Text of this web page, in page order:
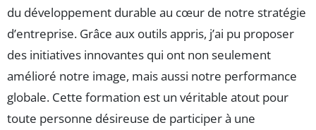
du développement durable au cœur de notre stratégie
d’entreprise. Grâce aux outils appris, j’ai pu proposer
des initiatives innovantes qui ont non seulement
amélioré notre image, mais aussi notre performance
globale. Cette formation est un véritable atout pour
toute personne désireuse de participer à une